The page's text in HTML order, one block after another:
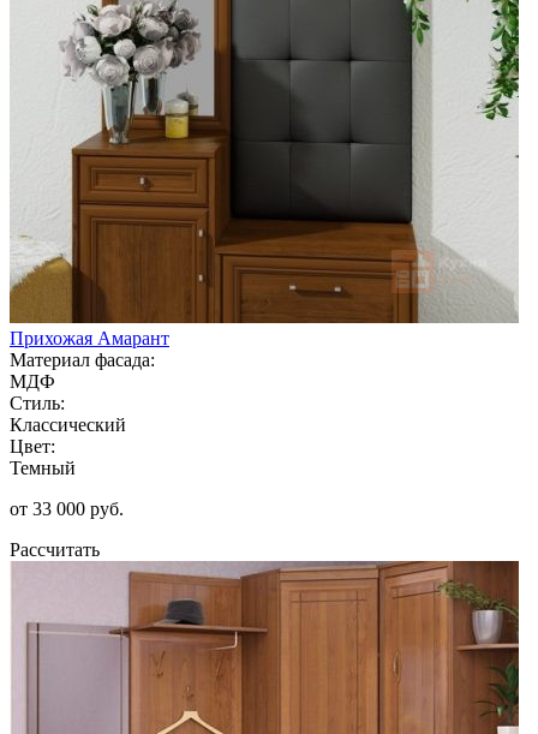
Прихожая Амарант
Материал фасада:
МДФ
Стиль:
Классический
Цвет:
Темный
от 33 000 руб.
Рассчитать